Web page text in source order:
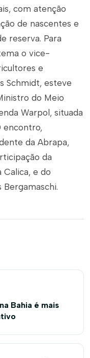
com atenção
de nascentes e
reserva. Para
o vice-
e
Schmidt, esteve
do Meio
Warpol, situada
encontro,
da Abrapa,
da
e do
Bergamaschi.
Bahia é mais